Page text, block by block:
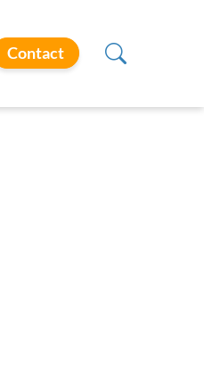
Contact